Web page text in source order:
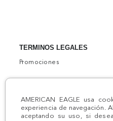
AMERICAN EAGLE usa
experiencia de navegación.
aceptando su uso, si
TERMINOS LEGALES
Promociones